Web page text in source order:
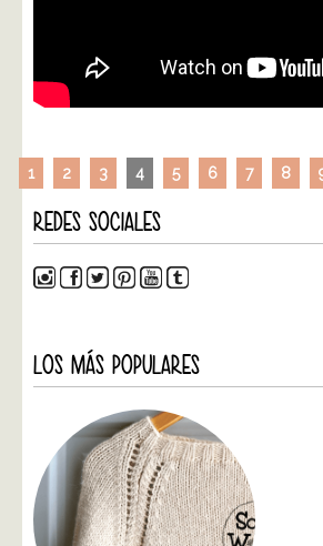
1 2 3 4 5 6 7 8
REDES SOCIALES
LOS MÁS POPULARES